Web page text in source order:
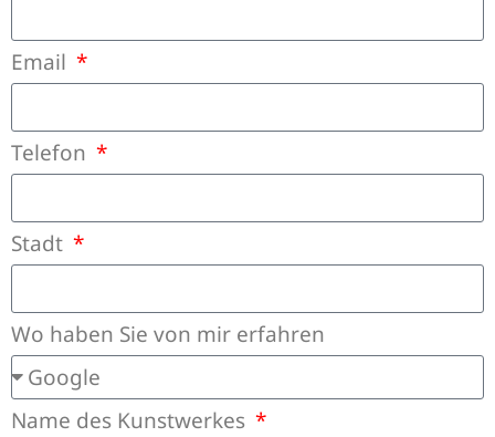
Email
Telefon
Stadt
Wo haben Sie von mir erfahren
Name des Kunstwerkes